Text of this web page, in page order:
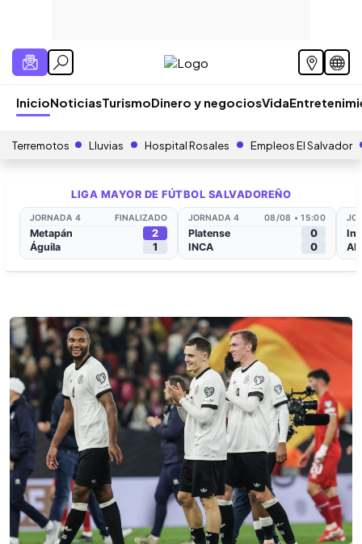
InicioNoticiasTurismoDinero y negociosVida
Terremotos Lluvias Hospital Rosales Empleos El Salvador